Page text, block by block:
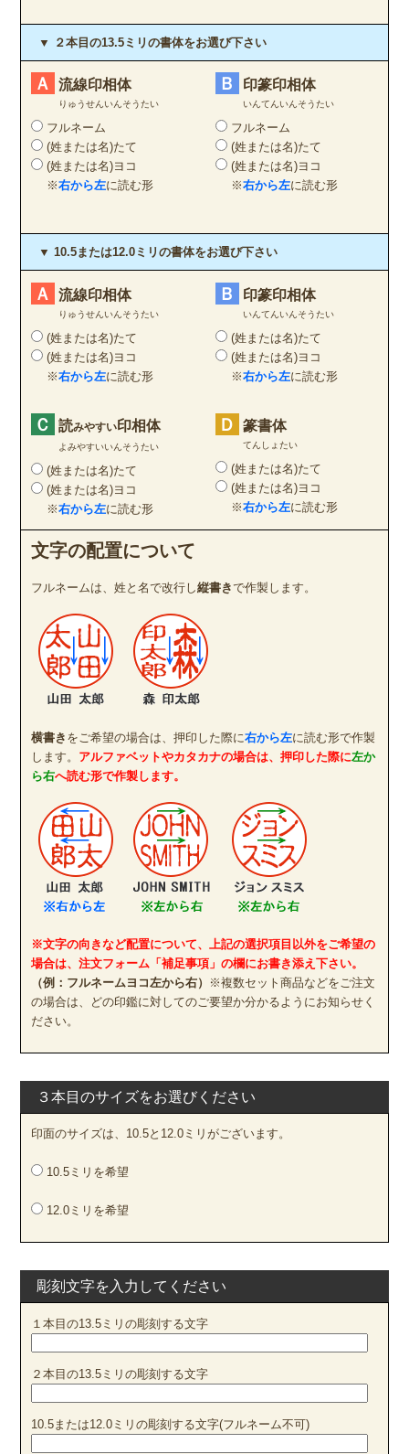
▼ ２本目の13.5ミリの書体をお選び下さい
Ａ 流線印相体
りゅうせんいんそうたい
フルネーム
(姓または名)たて
(姓または名)ヨコ
※右から左に読む形
Ｂ 印篆印相体
いんてんいんそうたい
フルネーム
(姓または名)たて
(姓または名)ヨコ
※右から左に読む形
▼ 10.5または12.0ミリの書体をお選び下さい
Ａ 流線印相体
りゅうせんいんそうたい
(姓または名)たて
(姓または名)ヨコ
※右から左に読む形
Ｃ 読みやすい印相体
よみやすいいんそうたい
(姓または名)たて
(姓または名)ヨコ
※右から左に読む形
Ｂ 印篆印相体
いんてんいんそうたい
(姓または名)たて
(姓または名)ヨコ
※右から左に読む形
Ｄ 篆書体
てんしょたい
(姓または名)たて
(姓または名)ヨコ
※右から左に読む形
文字の配置について
フルネームは、姓と名で改行し縦書きで作製します。
横書き をご希望の場合は、押印した際に右から左に読む形で作製
します。 アルファベットやカタカナの場合は、押印した際に左か
ら右へ読む形で作製します。
※文字の向きなど配置について、上記の選択項目以外をご希望の
場合は、注文フォーム「補足事項」の欄にお書き添え下さい。
（例：フルネームヨコ左から右）
※複数セット商品などをご注文
の場合は、どの印鑑に対してのご要望か分かるようにお知らせく
ださい。
３本目のサイズをお選びください
印面のサイズは、10.5と12.0ミリがございます。
10.5ミリを希望
12.0ミリを希望
彫刻文字を入力してください
１本目の13.5ミリの彫刻する文字
２本目の13.5ミリの彫刻する文字
10.5または12.0ミリの彫刻する文字(フルネーム不可)